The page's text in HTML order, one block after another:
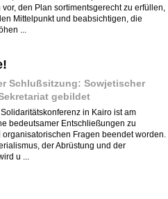
den Plan sortimentsgerecht zu erfüllen,
Mittelpunkt und beabsichtigen, die
...
Schlußsitzung: Sowjetischer
gebildet
in Kairo ist am
bedeutsamer Entschließungen zu
Fragen beendet worden.
der Abrüstung und der
u ...